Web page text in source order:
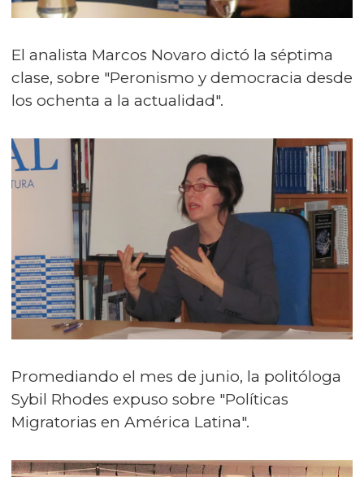
El analista Marcos Novaro dictó la séptima
clase, sobre "Peronismo y democracia desde
los ochenta a la actualidad".
Promediando el mes de junio, la politóloga
Sybil Rhodes expuso sobre "Políticas
Migratorias en América Latina".